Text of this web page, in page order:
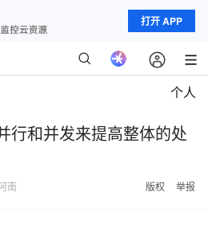
打开 APP
个人
行和并发来提高整体的处
南 版权 举报